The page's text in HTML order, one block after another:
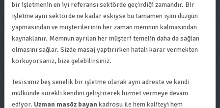
bir işletmenin en iyi referansı sektörde geçirdiği zamandır. Bir
işletme aynı sektörde ne kadar eskiyse bu tamamen işini düzgün
yapmasından ve müşterilerinin her zaman memnun kalmasından
kaynaklanır. Memnun ayrılan her müşteri temelin daha da sağlan
olmasını sağlar. Sizde masaj yaptırırken hatalı karar vermekten
korkuyorsanız, bize gelebilirsiniz.
Tesisimiz beş senelik bir işletme olarak aynı adreste ve kendi
mülkünde sürekli kendini geliştirerek hizmet vermeye devam
ediyor. Uzman masöz bayankadrosu ile hem kaliteyi hem